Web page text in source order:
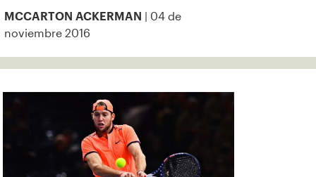
MCCARTON ACKERMAN
| 04 de
noviembre 2016